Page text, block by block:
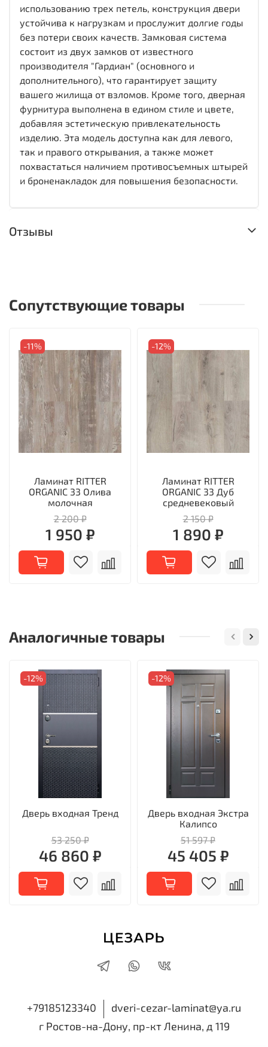
использованию трех петель, конструкция двери
устойчива к нагрузкам и прослужит долгие годы
без потери своих качеств. Замковая система
состоит из двух замков от известного
производителя "Гардиан" (основного и
дополнительного), что гарантирует защиту
вашего жилища от взломов. Кроме того, дверная
фурнитура выполнена в едином стиле и цвете,
добавляя эстетическую привлекательность
изделию. Эта модель доступна как для левого,
так и правого открывания, а также может
похвастаться наличием противосъемных штырей
и броненакладок для повышения безопасности.
Отзывы
Сопутствующие товары
-11%
Ламинат RITTER
ORGANIC 33 Олива
молочная
2 200 ₽
1 950 ₽
-12%
Ламинат RITTER
ORGANIC 33 Дуб
средневековый
2 150 ₽
1 890 ₽
Аналогичные товары
-12%
Дверь входная Тренд
53 250 ₽
46 860 ₽
-12%
Дверь входная Экстра
Калипсо
51 597 ₽
45 405 ₽
+79185123340
dveri-cezar-laminat@ya.ru
г Ростов-на-Дону, пр-кт Ленина, д 119